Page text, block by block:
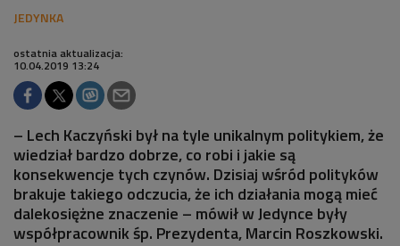
ostatnia aktualizacja:
10.04.2019 13:24
– Lech Kaczyński był na tyle unikalnym politykiem, że
wiedział bardzo dobrze, co robi i jakie są
konsekwencje tych czynów. Dzisiaj wśród polityków
brakuje takiego odczucia, że ich działania mogą mieć
dalekosiężne znaczenie – mówił w Jedynce były
współpracownik śp. Prezydenta, Marcin Roszkowski.